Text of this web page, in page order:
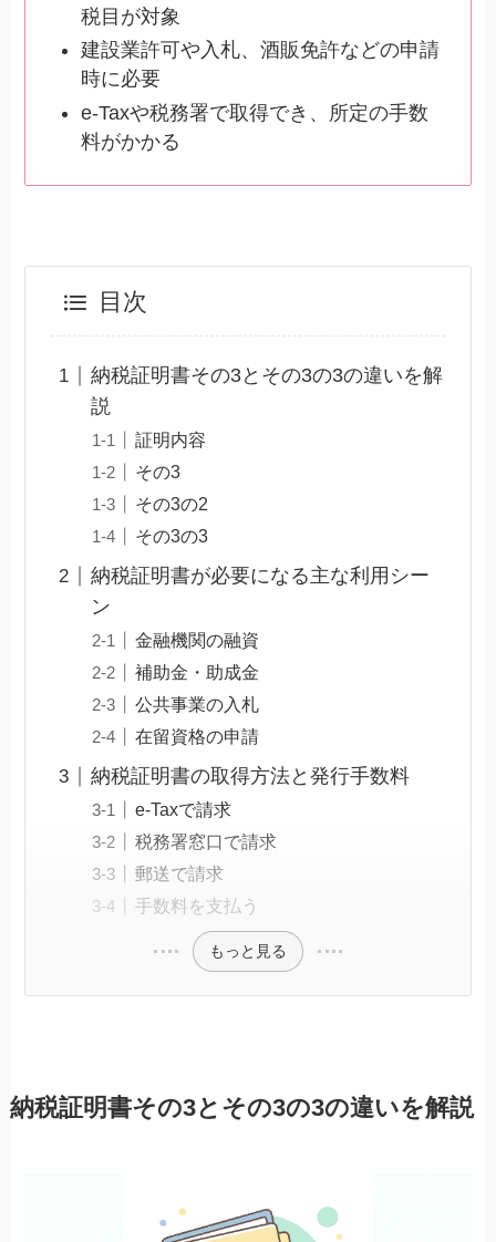
税目が対象
建設業許可や入札、酒販免許などの申請
時に必要
e-Taxや税務署で取得でき、所定の手数
料がかかる
目次
納税証明書その3とその3の3の違いを解
説
証明内容
その3
その3の2
その3の3
納税証明書が必要になる主な利用シー
ン
金融機関の融資
補助金・助成金
公共事業の入札
在留資格の申請
納税証明書の取得方法と発行手数料
e-Taxで請求
税務署窓口で請求
郵送で請求
手数料を支払う
もっと見る
納税証明書その3とその3の3の違いを解説